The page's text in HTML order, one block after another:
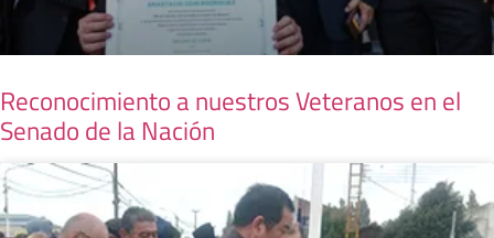
Reconocimiento a nuestros Veteranos en el
Senado de la Nación